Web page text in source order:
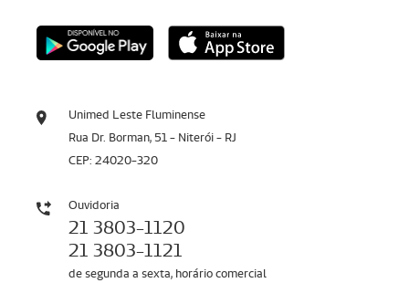
Unimed Leste Fluminense
Rua Dr. Borman, 51 - Niterói - RJ
CEP: 24020-320
Ouvidoria
21 3803-1120
21 3803-1121
de segunda a sexta, horário comercial